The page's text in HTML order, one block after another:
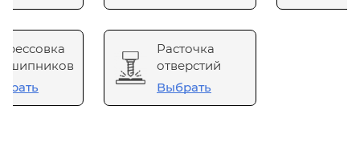
Расточка
отверстий
Выбрать